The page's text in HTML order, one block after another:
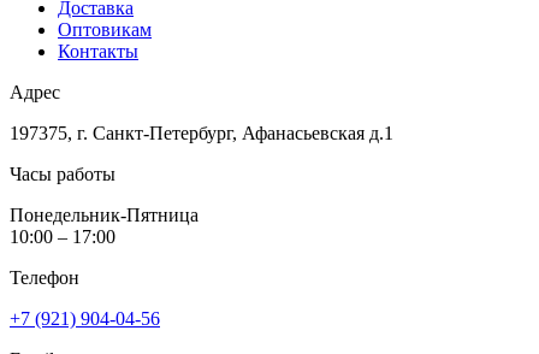
Доставка
Оптовикам
Контакты
Адрес
197375, г. Санкт-Петербург, Афанасьевская д.1
Часы работы
Понедельник-Пятница
10:00 – 17:00
Телефон
+7 (921) 904-04-56